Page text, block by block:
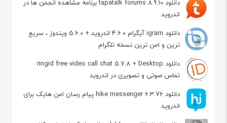
دانلود tapatalk forums 8.9.10 برنامه مشاهده انجمن ها در
اندروید
دانلود igram آیگرام 4.6.0 اندروید + 5.6.0 ویندوز ، سریع
ترین و امن ترین نسخه تلگرام
دانلود ringid free video call chat 5.7.8 + Desktop
تماس صوتی و تصویری در اندروید
دانلود hike messenger 6.3.76 پیام‌ رسان‌ امن هایک برای
اندروید